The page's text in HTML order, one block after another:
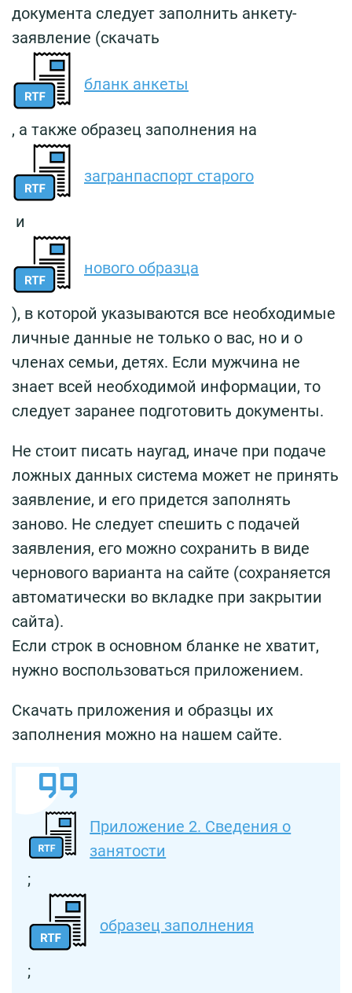
документа следует заполнить анкету-
заявление (скачать
бланк анкеты
, а также образец заполнения на
загранпаспорт старого
и
нового образца
), в которой указываются все необходимые
личные данные не только о вас, но и о
членах семьи, детях. Если мужчина не
знает всей необходимой информации, то
следует заранее подготовить документы.
Не стоит писать наугад, иначе при подаче
ложных данных система может не принять
заявление, и его придется заполнять
заново. Не следует спешить с подачей
заявления, его можно сохранить в виде
чернового варианта на сайте (сохраняется
автоматически во вкладке при закрытии
сайта).
Если строк в основном бланке не хватит,
нужно воспользоваться приложением.
Скачать приложения и образцы их
заполнения можно на нашем сайте.
Приложение 2. Сведения о
занятости
;
образец заполнения
;